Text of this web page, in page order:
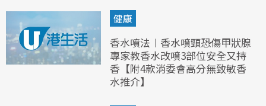
健康
香水噴法︱香水噴頸恐傷甲狀腺
專家教香水改噴3部位安全又持
香【附4款消委會高分無致敏香
水推介】